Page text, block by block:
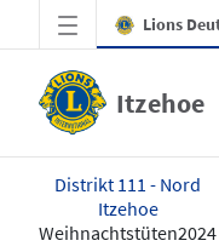
Zum HauptinhaltLions
Itzehoe
Distrikt 111 - Nord
Itzehoe
Weihnachtstüten2024